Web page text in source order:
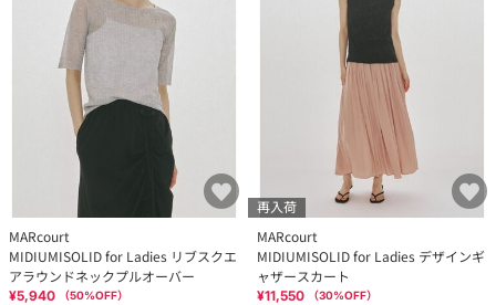
MARcourt
MIDIUMISOLID for Ladies リブスクエ
アラウンドネックプルオーバー
¥5,940 （50%OFF）
再入荷
MARcourt
MIDIUMISOLID for Ladies デザインギ
ャザースカート
¥11,550 （30%OFF）